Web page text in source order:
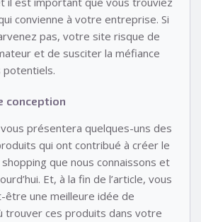
convienne à votre entreprise. Si
pas, votre site risque de
et de susciter la méfiance
potentiels.
conception
présentera quelques-uns des
qui ont contribué à créer le
que nous connaissons et
Et, à la fin de l’article, vous
être une meilleure idée de
trouver ces produits dans votre